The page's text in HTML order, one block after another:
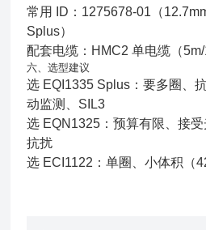
常用 ID：1275678‑01（
Splus）
配套电缆：HMC2 单电缆（5m/
六、选型建议
选 EQI1335 Splus：要多圈、
动监测、SIL3
选 EQN1325：预算有限、接
抗扰
选 ECI1122 ：单圈、小体积（